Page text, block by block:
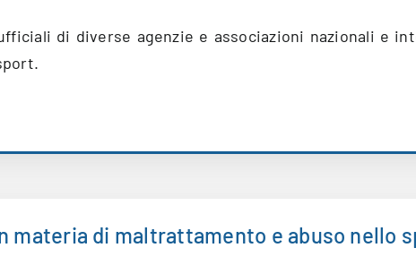
di diverse agenzie e associazioni nazionali e
materia di maltrattamento e abuso nello